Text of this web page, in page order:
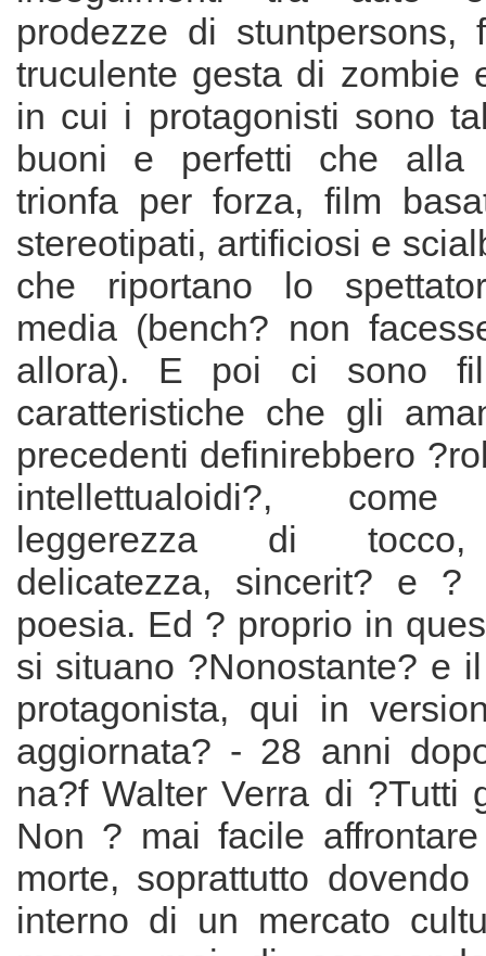
prodezze di stuntpersons,
truculente gesta di zombie
in cui i protagonisti sono
buoni e perfetti che alla
trionfa per forza, film
stereotipati, artificiosi e
che riportano lo
media (bench? non
allora). E poi ci sono
caratteristiche che gli
precedenti definirebbero
intellettualoidi?, come
leggerezza di tocco,
delicatezza, sincerit? e
poesia. Ed ? proprio in
si situano ?Nonostante? e
protagonista, qui in
aggiornata? - 28 anni
na?f Walter Verra di ?Tutti
Non ? mai facile
morte, soprattutto
interno di un mercato